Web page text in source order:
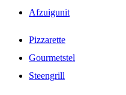
Afzuigunit
Pizzarette
Gourmetstel
Steengrill